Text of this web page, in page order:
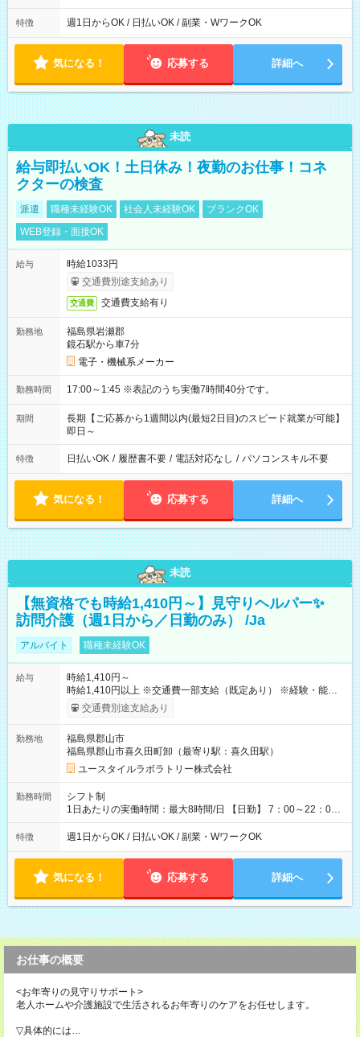
00 ※週1日～OK ／ 夜勤専従 ＊＊ 勤務時間例 ＊＊ ■22時か
ら翌7時 ■23時から翌8時 ■24時から翌9時 など ※上記の時間
ます。 ※曜日固定（毎週同じ曜日での勤務となります）
特徴 週1日からOK / 日払いOK / 副業・WワークOK
気になる！ 応募する 詳細へ
未読
給与即払いOK！土日休み！夜勤のお仕事！コネ
クターの検査
派遣 職種未経験OK 社会人未経験OK
ブランクOK
WEB登録・面接OK
給与
時給1033円
交通費別途支給あり
交通費 交通費支給有り
勤務地
福島県岩瀬郡
鏡石駅から車7分
電子・機械系メーカー
勤務時間 17:00～1:45 ※表記のうち実働7時間40分です。
期間
長期【ご応募から1週間以内(最短2日目)のスピード就業が可能】
即日～
特徴 日払いOK / 履歴書不要 / 電話対応なし / パソコンスキル不要
気になる！ 応募する 詳細へ
未読
【無資格でも時給1,410円～】見守りヘルパー✨
訪問介護（週1日から／日勤のみ） /Ja
アルバイト 職種未経験OK
給与
時給1,410円～
時給1,410円以上 ※交通費一部支給（既定あり） ※経験・能力を
考慮して決定します 【収入例】 週1回勤務の場合：1,410円×8時
間×4回=4万5,120円 週3回勤務の場合：1,410円×8時間×12回
5,600円 【試用期間】試用期間あり 試用期間の長さ：2ヶ月
※ 雇用形態と給与に、本採用時と異なる部分があります。 雇用
形態：本採用時と同じです。 給与：時給 1,040円以上
交通費別途支給あり
勤務地
福島県郡山市
福島県郡山市喜久田町卸（最寄り駅：喜久田駅）
ユースタイルラボラトリー株式会社
勤務時間
シフト制
1日あたりの実働時間：最大8時間/日 【日勤】 7：00～22：00
の間で8時間勤務（休憩時間は法定通り） ※週1日～OK ／ 夜勤
なし ＊＊ 勤務時間例 ＊＊ ■8時から17時 ■9時から18時 ■10
定（毎週同じ曜日勤務）
特徴 週1日からOK / 日払いOK / 副業・WワークOK
気になる！ 応募する 詳細へ
お仕事の概要
<お年寄りの見守りサポート>
老人ホームや介護施設で生活されるお年寄りのケアをお任せします。
▽具体的には…